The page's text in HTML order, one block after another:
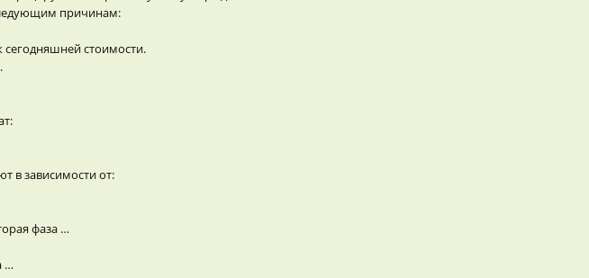
причинам:
сегодняшней стоимости.
в зависимости от:
фаза …
…